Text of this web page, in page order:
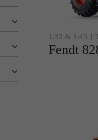
1:32 & 1:43
Fendt